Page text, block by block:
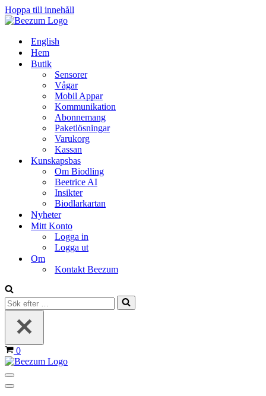
Hoppa till innehåll
English
Hem
Butik
Sensorer
Vågar
Mobil Appar
Kommunikation
Abonnemang
Paketlösningar
Varukorg
Kassan
Kunskapsbas
Om Biodling
Beetrice AI
Insikter
Biodlarkartan
Nyheter
Mitt Konto
Logga in
Logga ut
Om
Kontakt Beezum
Sök
efter
Varukorg
0
Navigeringsmeny
Navigeringsmeny